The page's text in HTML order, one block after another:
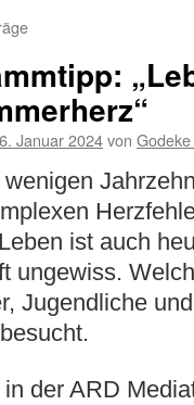
6. Januar 2024von
ist auch
ungewiss.
Jugendliche
der ARD